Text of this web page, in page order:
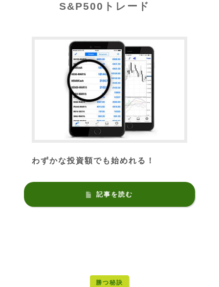
S&P500トレード
わずかな投資額でも始めれる！
記事を読む
勝つ秘訣